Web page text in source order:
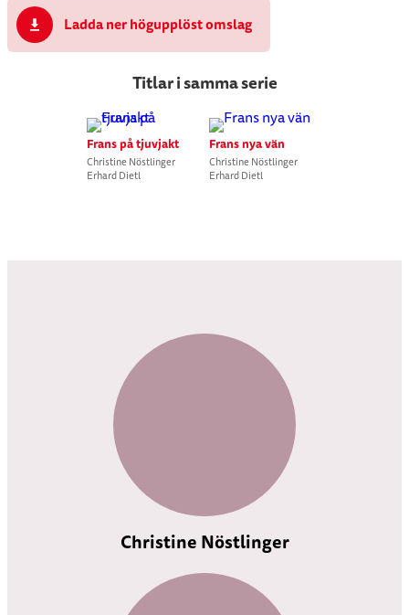
Ladda ner högupplöst omslag
Titlar i samma serie
Frans på tjuvjakt
Christine Nöstlinger
Erhard Dietl
Frans nya vän
Christine Nöstlinger
Erhard Dietl
Christine Nöstlinger